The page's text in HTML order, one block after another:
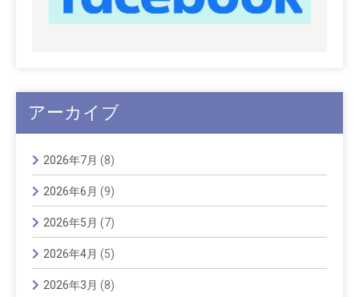
アーカイブ
2026年7月 (8)
2026年6月 (9)
2026年5月 (7)
2026年4月 (5)
2026年3月 (8)